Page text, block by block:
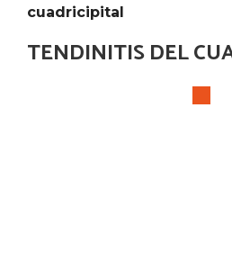
cuadricipital
TENDINITIS DEL